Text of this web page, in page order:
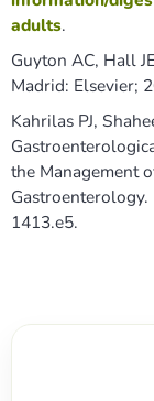
adults.
Guyton AC, Hall
Madrid: Elsevier;
Kahrilas PJ,
the Management
1413.e5.